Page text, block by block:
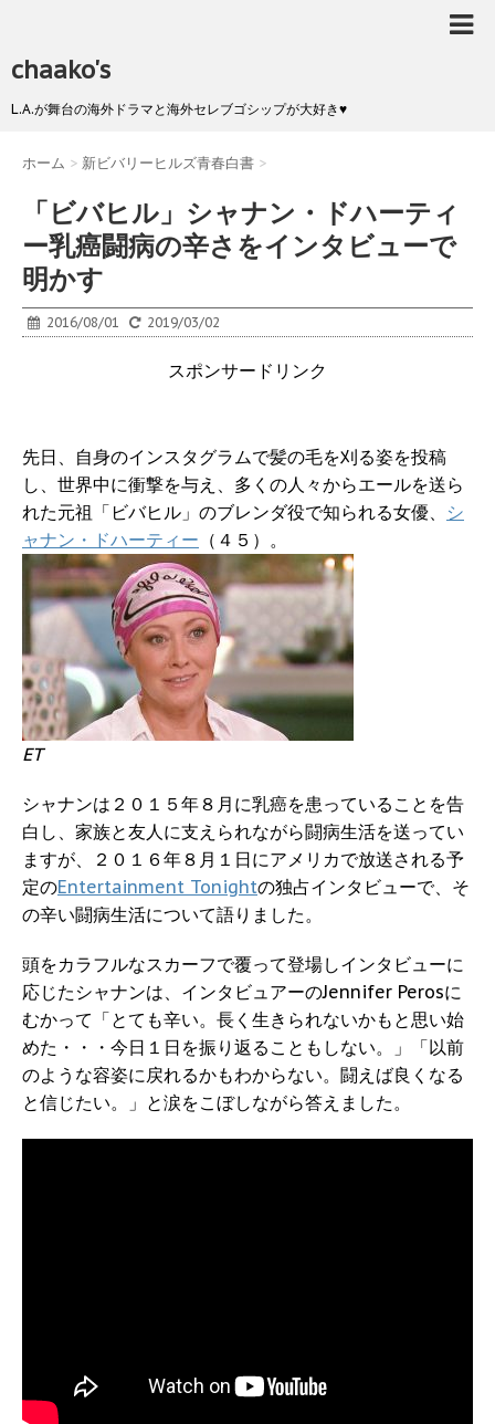
chaako's
L.A.が舞台の海外ドラマと海外セレブゴシップが大好き♥
ホーム > 新ビバリーヒルズ青春白書 >
「ビバヒル」シャナン・ドハーティ
ー乳癌闘病の辛さをインタビューで
明かす
2016/08/01 2019/03/02
スポンサードリンク
先日、自身のインスタグラムで髪の毛を刈る姿を投稿
し、世界中に衝撃を与え、多くの人々からエールを送ら
れた元祖「ビバヒル」のブレンダ役で知られる女優、 シ
ャナン・ドハーティー （４５）。
ET
シャナンは２０１５年８月に乳癌を患っていることを告
白し、家族と友人に支えられながら闘病生活を送ってい
ますが、２０１６年８月１日にアメリカで放送される予
定のEntertainment Tonightの独占インタビューで、そ
の辛い闘病生活について語りました。
頭をカラフルなスカーフで覆って登場しインタビューに
応じたシャナンは、インタビュアーのJennifer Perosに
むかって「とても辛い。長く生きられないかもと思い始
めた・・・今日１日を振り返ることもしない。」「以前
のような容姿に戻れるかもわからない。闘えば良くなる
と信じたい。」と涙をこぼしながら答えました。